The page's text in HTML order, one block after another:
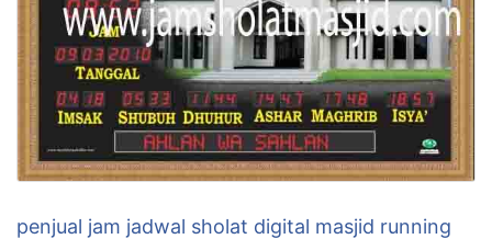
penjual jam jadwal sholat digital masjid running